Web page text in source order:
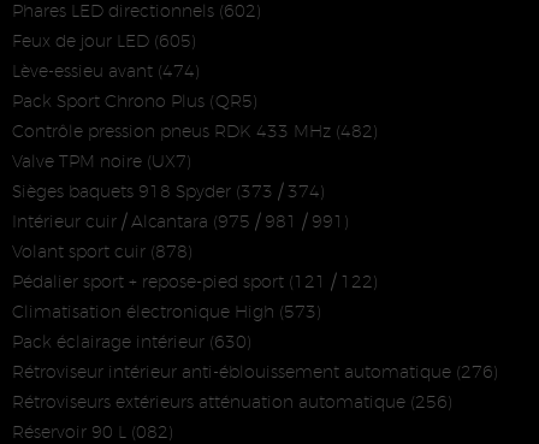
Phares LED directionnels (602)
Feux de jour LED (605)
Lève-essieu avant (474)
Pack Sport Chrono Plus (QR5)
Contrôle pression pneus RDK 433 MHz (482)
Valve TPM noire (UX7)
Sièges baquets 918 Spyder (373 / 374)
Intérieur cuir / Alcantara (975 / 981 / 991)
Volant sport cuir (878)
Pédalier sport + repose-pied sport (121 / 122)
Climatisation électronique High (573)
Pack éclairage intérieur (630)
Rétroviseur intérieur anti-éblouissement automatique (276)
Rétroviseurs extérieurs atténuation automatique (256)
Réservoir 90 L (082)